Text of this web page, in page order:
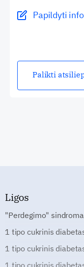
Papildyti
Palikti
Ligos
"Perdegimo"
1 tipo cukrinis
1 tipo cukrinis
1 tipo cukrinis